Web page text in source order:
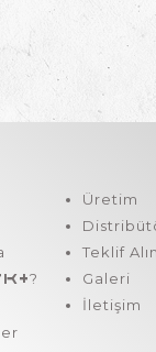
?
Üretim
Teklif Alın
Galeri
İletişim